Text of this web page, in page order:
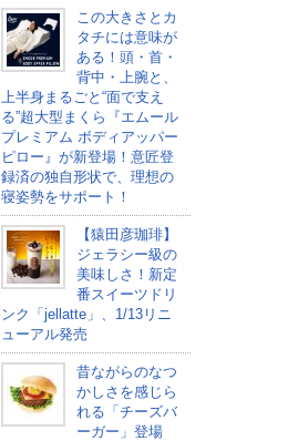
この大きさとカ
タチには意味が
ある！頭・首・
背中・上腕と、
上半身まるごと“面で支え
る”超大型まくら『エムール
プレミアム ボディアッパー
ピロー』が新登場！意匠登
録済の独自形状で、理想の
寝姿勢をサポート！
【猿田彦珈琲】
ジェラシー級の
美味しさ！新定
番スイーツドリ
ンク「jellatte」、1/13リニ
ューアル発売
昔ながらのなつ
かしさを感じら
れる「チーズバ
ーガー」登場